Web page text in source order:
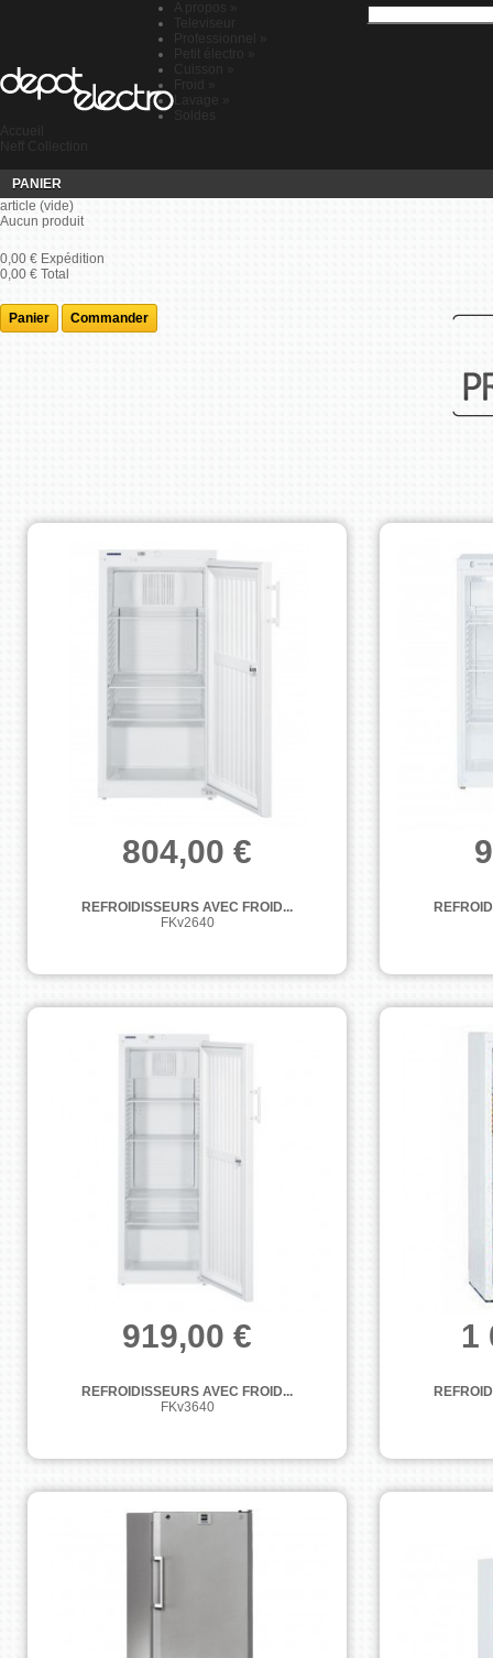
PANIER
article (vide)
Aucun produit
0,00 € Expédition
0,00 € Total
Panier Commander
804,00 €
REFROIDISSEURS AVEC FROID...
FKv2640
919,00 €
REFROIDISSEURS AVEC FROID...
FKv3640
1